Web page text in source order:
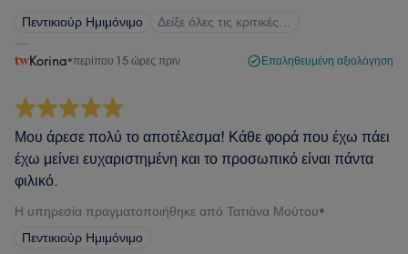
Πεντικιούρ Ημιμόνιμο Δείξε όλες τις κριτικές…
Korina•περίπου 15 ώρες πριν Επαληθευμένη αξιολόγηση
Μου άρεσε πολύ το αποτέλεσμα! Κάθε φορά που έχω πάει
έχω μείνει ευχαριστημένη και το προσωπικό είναι πάντα
φιλικό.
Η υπηρεσία πραγματοποιήθηκε από Τατιάνα Μούτου•
Πεντικιούρ Ημιμόνιμο